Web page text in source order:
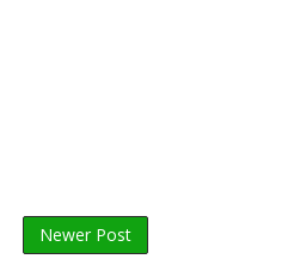
Newer Post